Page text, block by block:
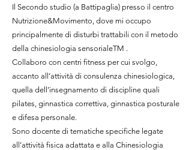
Il Secondo studio (a Battipaglia) presso il centro
Nutrizione&Movimento, dove mi occupo
principalmente di disturbi trattabili con il metodo
della chinesiologia sensorialeTM .
Collaboro con centri fitness per cui svolgo,
accanto all’attività di consulenza chinesiologica,
quella dell’insegnamento di discipline quali
pilates, ginnastica correttiva, ginnastica posturale
e difesa personale.
Sono docente di tematiche specifiche legate
all’attività fisica adattata e alla Chinesiologia